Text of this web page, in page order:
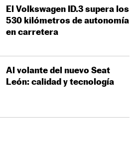
El Volkswagen ID.3 supera los
530 kilómetros de autonomía
en carretera
Al volante del nuevo Seat
León: calidad y tecnología